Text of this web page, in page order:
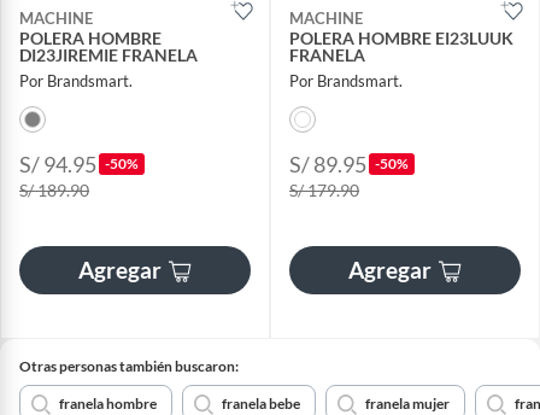
MACHINE
POLERA HOMBRE
DI23JIREMIE FRANELA
Por Brandsmart.
S/ 94.95 -50%
S/ 189.90
Agregar
MACHINE
POLERA HOMBRE EI23LUUK
FRANELA
Por Brandsmart.
S/ 89.95 -50%
S/ 179.90
Agregar
Otras personas también buscaron:
franela hombre franela bebe franela mujer